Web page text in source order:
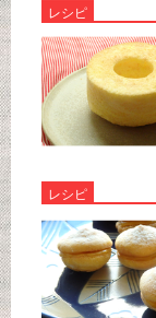
レシピ
レシピ